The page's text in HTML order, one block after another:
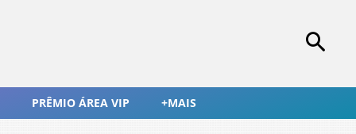
PRÊMIO ÁREA VIP +MAIS